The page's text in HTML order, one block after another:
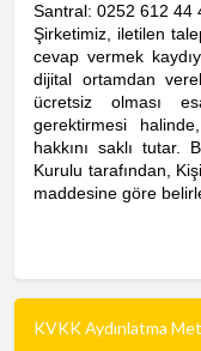
Santral: 0252 612 44
Şirketimiz, iletilen
cevap vermek
dijital ortamdan
ücretsiz olması
gerektirmesi
hakkını saklı tutar.
Kurulu tarafından,
maddesine göre
KVKK Aydınlatma